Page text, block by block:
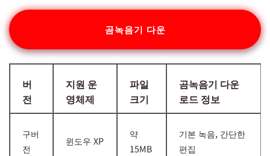
곰녹음기 다운
버
전
지원 운
영체제
파일
크기
곰녹음기 다운
로드 정보
구버
전
윈도우 XP
약
15MB
기본 녹음, 간단한
편집